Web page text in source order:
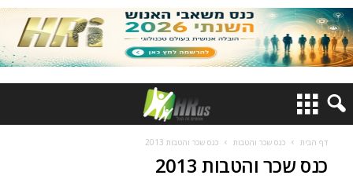
דף הבית כנס שכר והטבות כנס שכר והטבות 2013
כנס שכר והטבות 2013